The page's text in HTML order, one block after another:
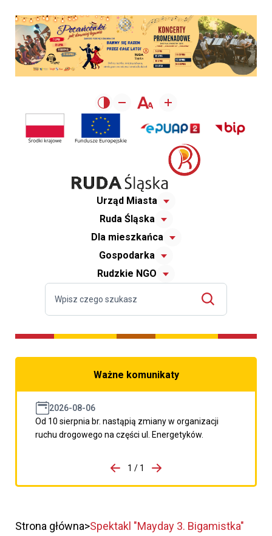
Urząd Miasta
Ruda Śląska
Dla mieszkańca
Gospodarka
Rudzkie NGO
Ważne komunikaty
2026-08-06
Od 10 sierpnia br. nastąpią zmiany w organizacji
ruchu drogowego na części ul. Energetyków.
porzpedniego komunikatu
1 / 1
Przejdź do następnego
Strona główna Spektakl "Mayday 3. Bigamistka"